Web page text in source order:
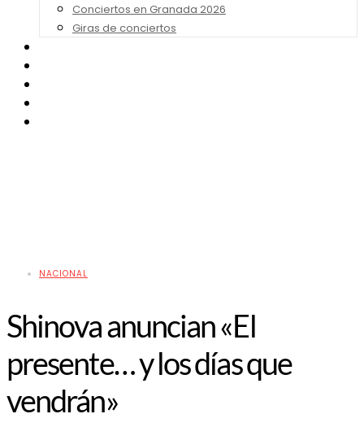
Conciertos en Granada 2026
Giras de conciertos
NACIONAL
Shinova anuncian «El
presente… y los días que
vendrán»